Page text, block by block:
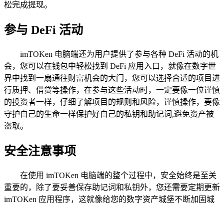
松完成提现。
参与 DeFi 活动
imTOKen 电脑端还为用户提供了参与各种 DeFi 活动的机
会，您可以在钱包中轻松找到 DeFi 应用入口，就像在数字世
界中找到一扇通往财富机会的大门，您可以选择合适的项目进
行质押、借贷等操作，在参与这些活动时，一定要像一位谨慎
的投资者一样，仔细了解项目的规则和风险，谨慎操作，要像
守护自己的生命一样保护好自己的私钥和助记词,避免资产被
盗取。
安全注意事项
在使用 imTOKen 电脑端的整个过程中，安全始终是至关
重要的，除了要妥善保存助记词和私钥外，您还需要定期更新
imTOKen 应用程序，这就像给您的数字资产城堡不断加固城